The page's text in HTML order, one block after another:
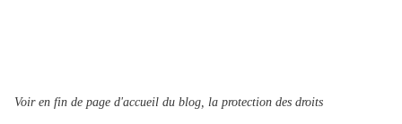
Voir en fin de page d'accueil du blog, la protection des droits